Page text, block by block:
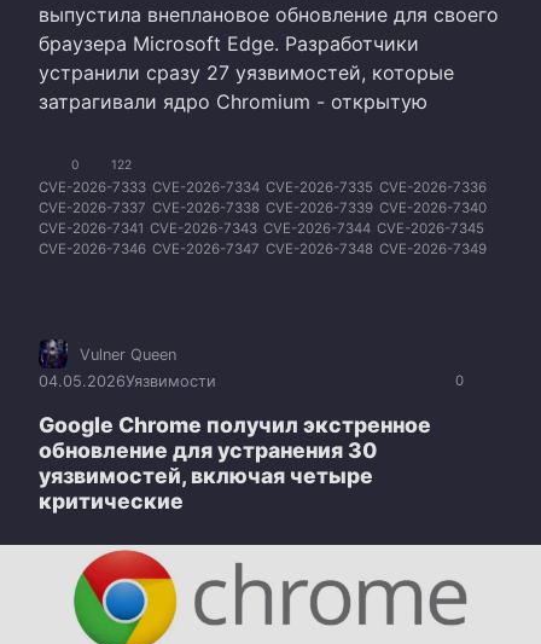
выпустила внеплановое обновление для своего
браузера Microsoft Edge. Разработчики
устранили сразу 27 уязвимостей, которые
затрагивали ядро Chromium - открытую
0 122
CVE-2026-7333 CVE-2026-7334 CVE-2026-7335 CVE-2026-7336
CVE-2026-7337 CVE-2026-7338 CVE-2026-7339 CVE-2026-7340
CVE-2026-7341 CVE-2026-7343 CVE-2026-7344 CVE-2026-7345
CVE-2026-7346 CVE-2026-7347 CVE-2026-7348 CVE-2026-7349
0
Vulner Queen
04.05.2026Уязвимости
Google Chrome получил экстренное
обновление для устранения 30
уязвимостей, включая четыре
критические